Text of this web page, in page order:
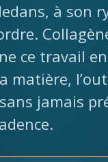
à son
ce travail
matière,
jamais